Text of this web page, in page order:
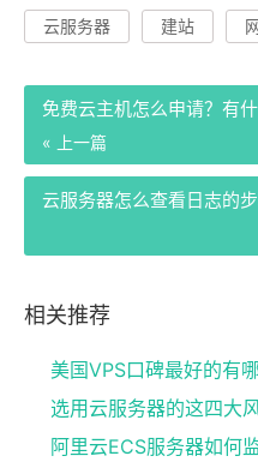
云服务器 建站
免费云主机怎么申请？有什
« 上一篇
云服务器怎么查看日志的
相关推荐
选用云服务器的这四大
阿里云ECS服务器如何